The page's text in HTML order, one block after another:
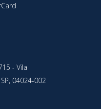
- Vila
04024-002